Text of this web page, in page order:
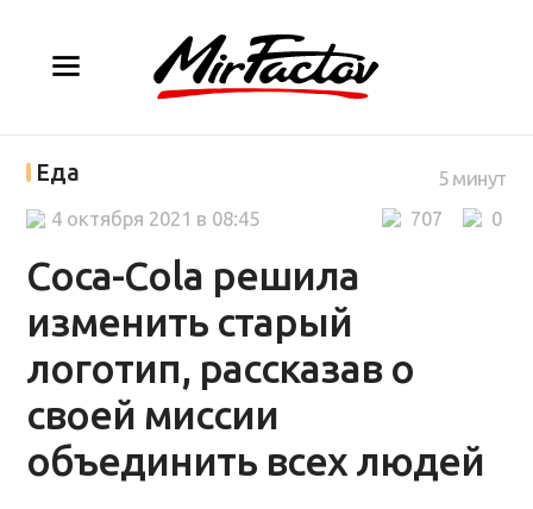
Еда
Coca-Cola решила
изменить старый
логотип, рассказав о
своей миссии
объединить всех людей
5 минут
0
707
4 октября 2021 в 08:45